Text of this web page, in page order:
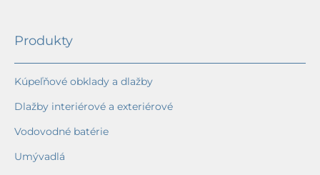
Produkty
Kúpeľňové obklady a dlažby
Dlažby interiérové a exteriérové
Vodovodné batérie
Umývadlá